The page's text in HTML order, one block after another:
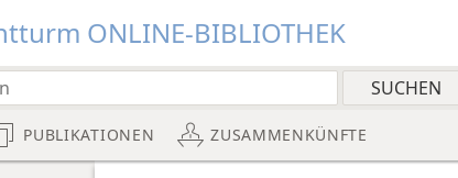
ONLINE-BIBLIOTHEK
PUBLIKATIONEN ZUSAMMENKÜNFTE